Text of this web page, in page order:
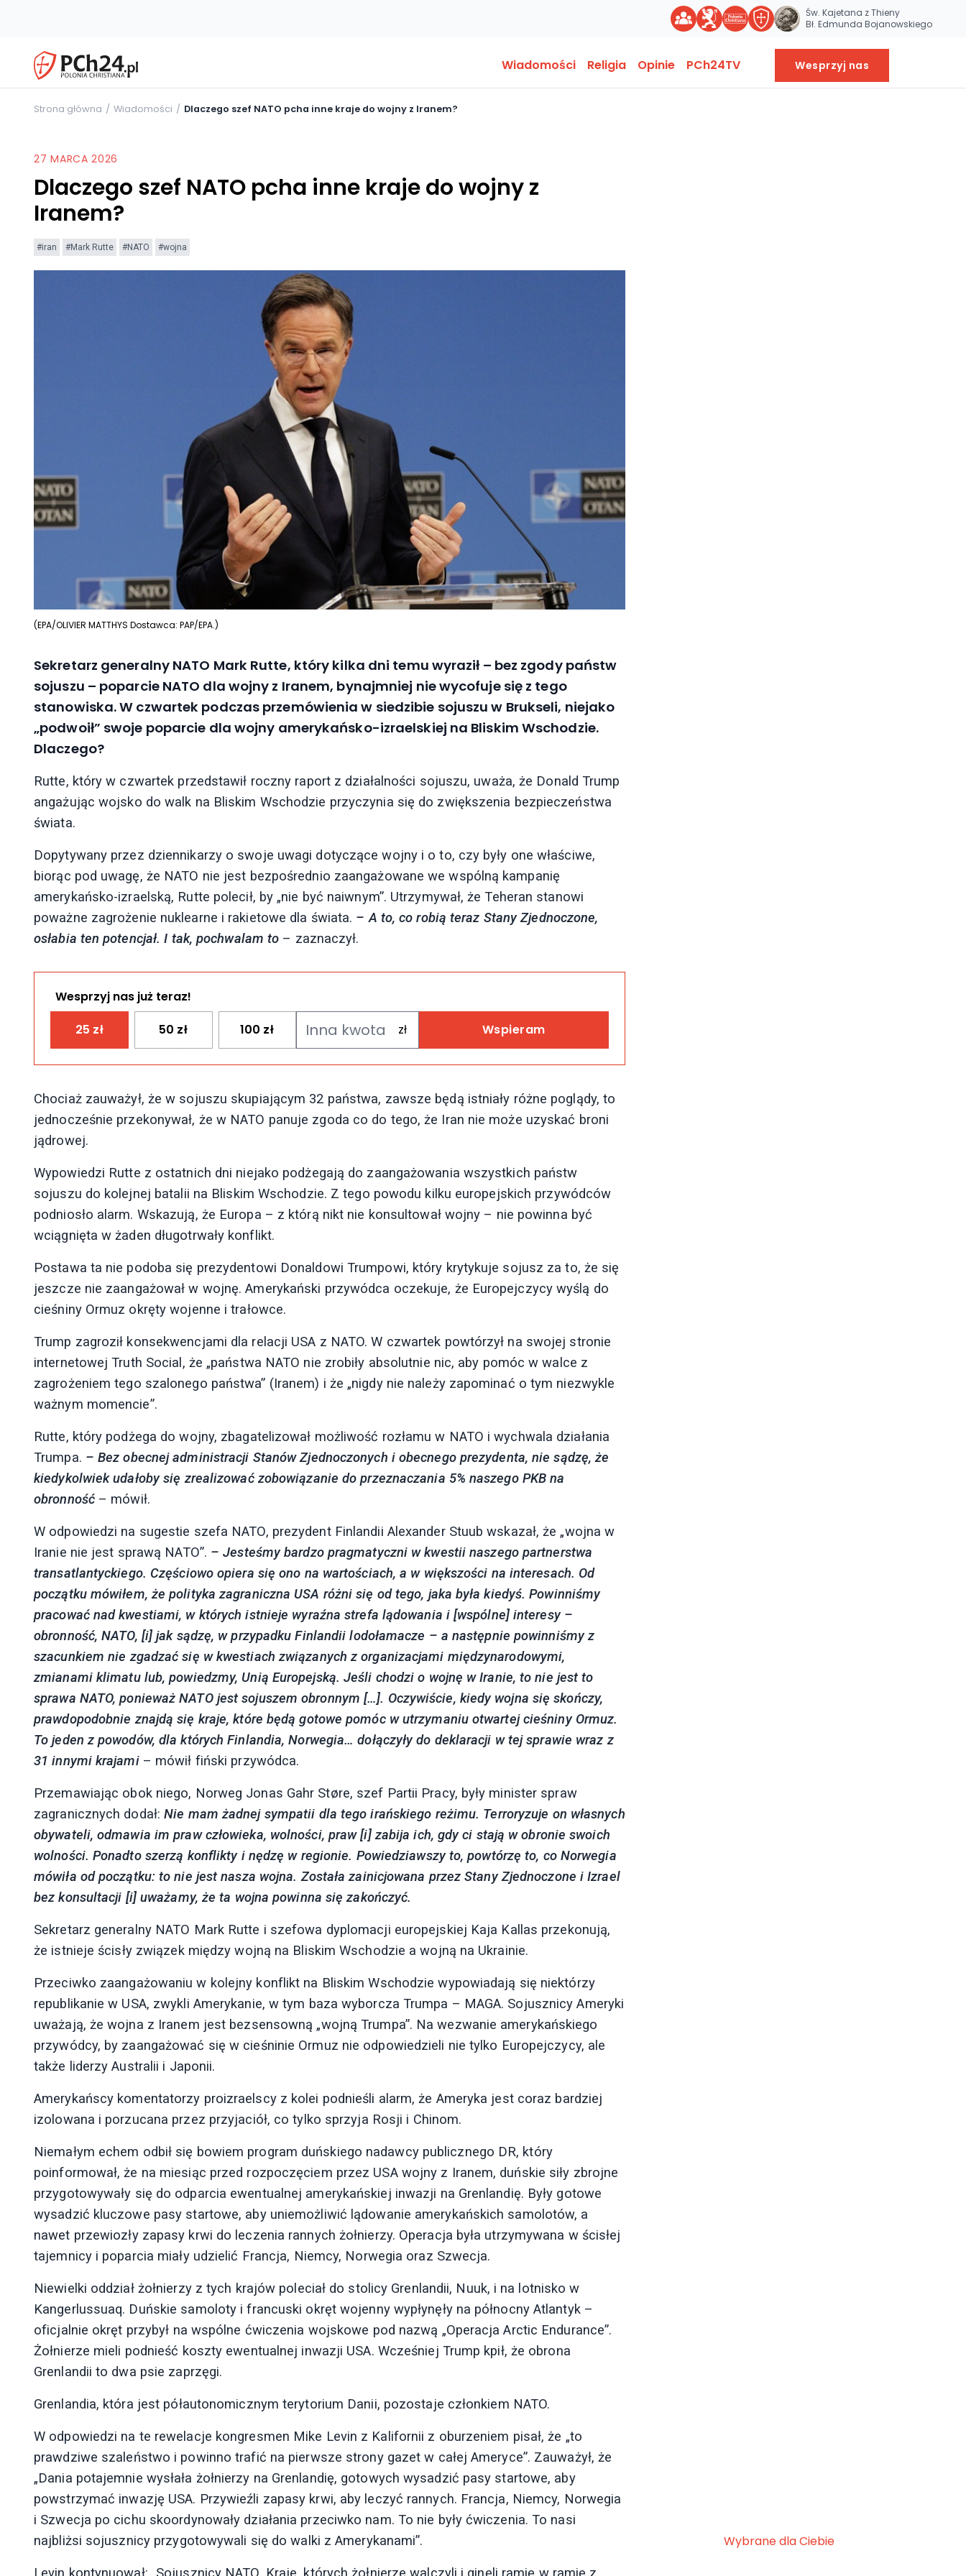
Św. Kajetana z Thieny
Bł. Edmunda Bojanowskiego
Wiadomości Religia Opinie PCh24TV Wesprzyj nas
Strona główna Wiadomości Dlaczego szef NATO pcha inne kraje do wojny z Iranem?
27 MARCA 2026
Dlaczego szef NATO pcha inne kraje do wojny z
Iranem?
#iran #Mark Rutte #NATO #wojna
(EPA/OLIVIER MATTHYS Dostawca: PAP/EPA.)
Sekretarz generalny NATO Mark Rutte, który kilka dni temu wyraził – bez zgody państw
sojuszu – poparcie NATO dla wojny z Iranem, bynajmniej nie wycofuje się z tego
stanowiska. W czwartek podczas przemówienia w siedzibie sojuszu w Brukseli, niejako
„podwoił” swoje poparcie dla wojny amerykańsko-izraelskiej na Bliskim Wschodzie.
Dlaczego?
Rutte, który w czwartek przedstawił roczny raport z działalności sojuszu, uważa, że Donald Trump
angażując wojsko do walk na Bliskim Wschodzie przyczynia się do zwiększenia bezpieczeństwa
świata.
Dopytywany przez dziennikarzy o swoje uwagi dotyczące wojny i o to, czy były one właściwe,
biorąc pod uwagę, że NATO nie jest bezpośrednio zaangażowane we wspólną kampanię
amerykańsko-izraelską, Rutte polecił, by „nie być naiwnym”. Utrzymywał, że Teheran stanowi
poważne zagrożenie nuklearne i rakietowe dla świata. – A to, co robią teraz Stany Zjednoczone,
osłabia ten potencjał. I tak, pochwalam to – zaznaczył.
Wesprzyj nas już teraz!
25 zł 50 zł 100 zł Wspieram
Chociaż zauważył, że w sojuszu skupiającym 32 państwa, zawsze będą istniały różne poglądy, to
jednocześnie przekonywał, że w NATO panuje zgoda co do tego, że Iran nie może uzyskać broni
jądrowej.
Wypowiedzi Rutte z ostatnich dni niejako podżegają do zaangażowania wszystkich państw
sojuszu do kolejnej batalii na Bliskim Wschodzie. Z tego powodu kilku europejskich przywódców
podniosło alarm. Wskazują, że Europa – z którą nikt nie konsultował wojny – nie powinna być
wciągnięta w żaden długotrwały konflikt.
Postawa ta nie podoba się prezydentowi Donaldowi Trumpowi, który krytykuje sojusz za to, że się
jeszcze nie zaangażował w wojnę. Amerykański przywódca oczekuje, że Europejczycy wyślą do
cieśniny Ormuz okręty wojenne i trałowce.
Trump zagroził konsekwencjami dla relacji USA z NATO. W czwartek powtórzył na swojej stronie
internetowej Truth Social, że „państwa NATO nie zrobiły absolutnie nic, aby pomóc w walce z
zagrożeniem tego szalonego państwa” (Iranem) i że „nigdy nie należy zapominać o tym niezwykle
ważnym momencie”.
Rutte, który podżega do wojny, zbagatelizował możliwość rozłamu w NATO i wychwala działania
Trumpa. – Bez obecnej administracji Stanów Zjednoczonych i obecnego prezydenta, nie sądzę, że
kiedykolwiek udałoby się zrealizować zobowiązanie do przeznaczania 5% naszego PKB na
obronność– mówił.
W odpowiedzi na sugestie szefa NATO, prezydent Finlandii Alexander Stuub wskazał, że „wojna w
Iranie nie jest sprawą NATO”. – Jesteśmy bardzo pragmatyczni w kwestii naszego partnerstwa
transatlantyckiego. Częściowo opiera się ono na wartościach, a w większości na interesach. Od
początku mówiłem, że polityka zagraniczna USA różni się od tego, jaka była kiedyś. Powinniśmy
pracować nad kwestiami, w których istnieje wyraźna strefa lądowania i [wspólne] interesy –
obronność, NATO, [i] jak sądzę, w przypadku Finlandii lodołamacze – a następnie powinniśmy z
szacunkiem nie zgadzać się w kwestiach związanych z organizacjami międzynarodowymi,
zmianami klimatu lub, powiedzmy, Unią Europejską. Jeśli chodzi o wojnę w Iranie, to nie jest to
sprawa NATO, ponieważ NATO jest sojuszem obronnym […]. Oczywiście, kiedy wojna się skończy,
prawdopodobnie znajdą się kraje, które będą gotowe pomóc w utrzymaniu otwartej cieśniny Ormuz.
To jeden z powodów, dla których Finlandia, Norwegia… dołączyły do ​​deklaracji w tej sprawie wraz z
31 innymi krajami– mówił fiński przywódca.
Przemawiając obok niego, Norweg Jonas Gahr Støre, szef Partii Pracy, były minister spraw
zagranicznych dodał:Nie mam żadnej sympatii dla tego irańskiego reżimu. Terroryzuje on własnych
obywateli, odmawia im praw człowieka, wolności, praw [i] zabija ich, gdy ci stają w obronie swoich
wolności. Ponadto szerzą konflikty i nędzę w regionie. Powiedziawszy to, powtórzę to, co Norwegia
mówiła od początku: to nie jest nasza wojna. Została zainicjowana przez Stany Zjednoczone i Izrael
bez konsultacji [i] uważamy, że ta wojna powinna się zakończyć.
Sekretarz generalny NATO Mark Rutte i szefowa dyplomacji europejskiej Kaja Kallas przekonują,
że istnieje ścisły związek między wojną na Bliskim Wschodzie a wojną na Ukrainie.
Przeciwko zaangażowaniu w kolejny konflikt na Bliskim Wschodzie wypowiadają się niektórzy
republikanie w USA, zwykli Amerykanie, w tym baza wyborcza Trumpa – MAGA. Sojusznicy Ameryki
uważają, że wojna z Iranem jest bezsensowną „wojną Trumpa”. Na wezwanie amerykańskiego
przywódcy, by zaangażować się w cieśninie Ormuz nie odpowiedzieli nie tylko Europejczycy, ale
także liderzy Australii i Japonii.
Amerykańscy komentatorzy proizraelscy z kolei podnieśli alarm, że Ameryka jest coraz bardziej
izolowana i porzucana przez przyjaciół, co tylko sprzyja Rosji i Chinom.
Niemałym echem odbił się bowiem program duńskiego nadawcy publicznego DR, który
poinformował, że na miesiąc przed rozpoczęciem przez USA wojny z Iranem, duńskie siły zbrojne
przygotowywały się do odparcia ewentualnej amerykańskiej inwazji na Grenlandię. Były gotowe
wysadzić kluczowe pasy startowe, aby uniemożliwić lądowanie amerykańskich samolotów, a
nawet przewiozły zapasy krwi do leczenia rannych żołnierzy. Operacja była utrzymywana w ścisłej
tajemnicy i poparcia miały udzielić Francja, Niemcy, Norwegia oraz Szwecja.
Niewielki oddział żołnierzy z tych krajów poleciał do stolicy Grenlandii, Nuuk, i na lotnisko w
Kangerlussuaq. Duńskie samoloty i francuski okręt wojenny wypłynęły na północny Atlantyk –
oficjalnie okręt przybył na wspólne ćwiczenia wojskowe pod nazwą „Operacja Arctic Endurance”.
Żołnierze mieli podnieść koszty ewentualnej inwazji USA. Wcześniej Trump kpił, że obrona
Grenlandii to dwa psie zaprzęgi.
Grenlandia, która jest półautonomicznym terytorium Danii, pozostaje członkiem NATO.
W odpowiedzi na te rewelacje kongresmen Mike Levin z Kalifornii z oburzeniem pisał, że „to
prawdziwe szaleństwo i powinno trafić na pierwsze strony gazet w całej Ameryce”. Zauważył, że
„Dania potajemnie wysłała żołnierzy na Grenlandię, gotowych wysadzić pasy startowe, aby
powstrzymać inwazję USA. Przywieźli zapasy krwi, aby leczyć rannych. Francja, Niemcy, Norwegia
i Szwecja po cichu skoordynowały działania przeciwko nam. To nie były ćwiczenia. To nasi
najbliżsi sojusznicy przygotowywali się do walki z Amerykanami”.
Wybrane dla Ciebie